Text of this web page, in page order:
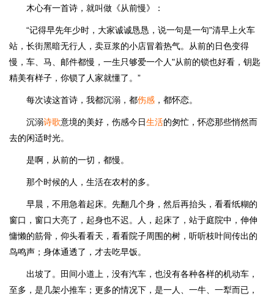
木心有一首诗，就叫做《从前慢》：
“记得早先年少时，大家诚诚恳恳，说一句是一句"清早上火车
站，长街黑暗无行人，卖豆浆的小店冒着热气。从前的日色变得
慢，车、马、邮件都慢，一生只够爱一个人"从前的锁也好看，钥匙
精美有样子，你锁了人家就懂了。”
每次读这首诗，我都沉溺，都伤感 ，都怀恋。
沉溺诗歌意境的美好，伤感今日生活的匆忙，怀恋那些悄然而
去的闲适时光。
是啊，从前的一切，都慢。
那个时候的人，生活在农村的多。
早晨，不用急着起床。先翻几个身，然后再抬头，看看纸糊的
窗口，窗口大亮了，起身也不迟。人，起床了，站于庭院中，伸伸
慵懒的筋骨，仰头看看天，看看院子周围的树，听听枝叶间传出的
鸟鸣声；身体通透了，才去吃早饭。
出坡了。田间小道上，没有汽车，也没有各种各样的机动车，
至多，是几架小推车；更多的情况下，是一人、一牛、一犁而已，